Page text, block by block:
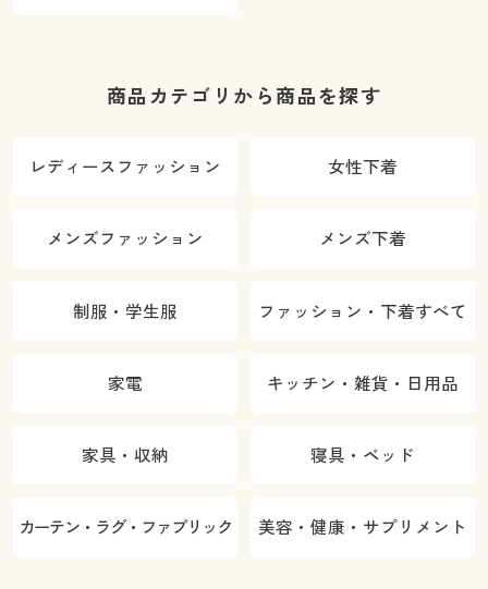
商品カテゴリから商品を探す
レディースファッション 女性下着
メンズファッション メンズ下着
制服・学生服 ファッション・下着すべて
家電 キッチン・雑貨・日用品
家具・収納 寝具・ベッド
カーテン・ラグ・ファブリック 美容・健康・サプリメント